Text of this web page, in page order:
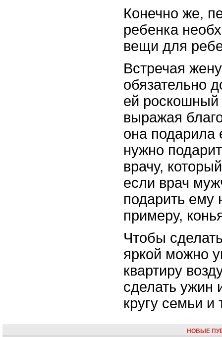
Конечно же,
ребенка
вещи для
Встречая
обязательно
ей роскошный
выражая
она
нужно
врачу,
если врач
подарить ему
примеру,
Чтобы
яркой можно
квартиру
сделать ужин
кругу семьи и
НОВЫЕ